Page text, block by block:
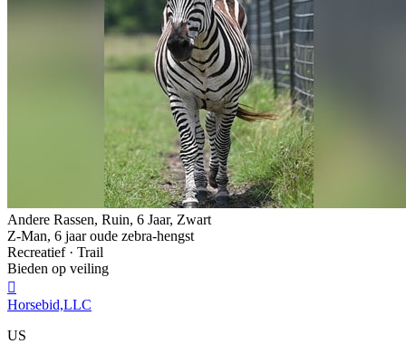
Andere Rassen, Ruin, 6 Jaar, Zwart
Z-Man, 6 jaar oude zebra-hengst
Recreatief · Trail
Bieden op veiling

Horsebid,LLC
US